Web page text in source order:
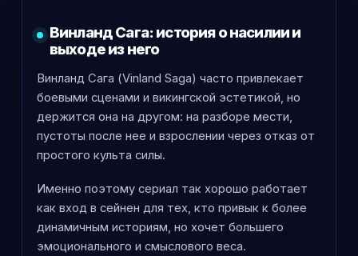
Винланд Сага: история о насилии и
выходе из него
Винланд Сага (Vinland Saga) часто привлекает
боевыми сценами и викингской эстетикой, но
держится она на другом: на разборе мести,
пустоты после нее и взрослении через отказ от
простого культа силы.
Именно поэтому сериал так хорошо работает
как вход в сейнен для тех, кто привык к более
динамичным историям, но хочет большего
эмоционального и смыслового веса.